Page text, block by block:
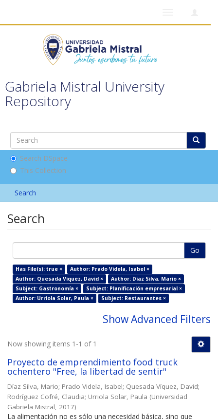
Gabriela Mistral University
Repository
Search DSpace
This Collection
Search
Search
Go
Has File(s): true ×
Author: Prado Videla, Isabel ×
Author: Quesada Víquez, David ×
Author: Díaz Silva, Mario ×
Subject: Gastronomía ×
Subject: Planificación empresarial ×
Author: Urriola Solar, Paula ×
Subject: Restaurantes ×
Show Advanced Filters
Now showing items 1-1 of 1
Proyecto de emprendimiento food truck
ochentero "Free, la libertad de sentir"
Díaz Silva, Mario; Prado Videla, Isabel; Quesada Víquez, David;
Rodríguez Cofré, Claudia; Urriola Solar, Paula (Universidad
Gabriela Mistral, 2017)
La alimentación no es sólo una necesidad básica, sino que